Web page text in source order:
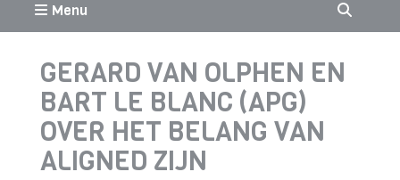
Menu
GERARD VAN OLPHEN EN
BART LE BLANC (APG)
OVER HET BELANG VAN
ALIGNED ZIJN